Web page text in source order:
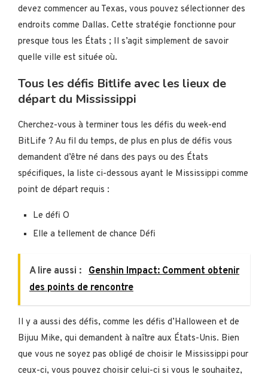
devez commencer au Texas, vous pouvez sélectionner des
endroits comme Dallas. Cette stratégie fonctionne pour
presque tous les États ; Il s’agit simplement de savoir
quelle ville est située où.
Tous les défis Bitlife avec les lieux de
départ du Mississippi
Cherchez-vous à terminer tous les défis du week-end
BitLife ? Au fil du temps, de plus en plus de défis vous
demandent d’être né dans des pays ou des États
spécifiques, la liste ci-dessous ayant le Mississippi comme
point de départ requis :
Le défi O
Elle a tellement de chance Défi
A lire aussi :
Genshin Impact: Comment obtenir
des points de rencontre
Il y a aussi des défis, comme les défis d’Halloween et de
Bijuu Mike, qui demandent à naître aux États-Unis. Bien
que vous ne soyez pas obligé de choisir le Mississippi pour
ceux-ci, vous pouvez choisir celui-ci si vous le souhaitez,